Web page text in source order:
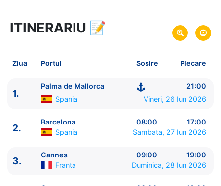
8 zile vacanta de croaziera in
Marea Mediterana de Vest si Insulele Baleare -
link
Sosire pe 03 Iul 2026 in Palma de Mallorca, Spania
MSC Cruises
MSC Grandiosa★★★★★
ITINERARIU 📝
Ziua Portul Sosire Plecare
1.
Palma de Mallorca
21:00
Spania
Vineri, 26 Iun 2026
2.
Barcelona 08:00
17:00
Spania
Sambata, 27 Iun 2026
3.
Cannes 09:00
19:00
Franta
Duminica, 28 Iun 2026